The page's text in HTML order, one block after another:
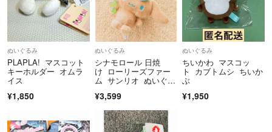
ぬいぐるみ
PLAPLA! マスコット
キーホルダー オムラ
イス
¥1,850
ぬいぐるみ
シナモロール 日焼
け ローリーズファー
ム サンリオ ぬいぐる
¥3,599
ぬいぐるみ
ちいかわ マスコッ
ト カブトムシ ちいか
ぶ
¥1,950